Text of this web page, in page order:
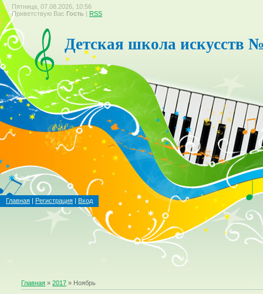
Пятница, 07.08.2026, 10:56
Приветствую Вас Гость | RSS
Детская школа искусств
Главная | Регистрация | Вход
Главная »2017 » Ноябрь